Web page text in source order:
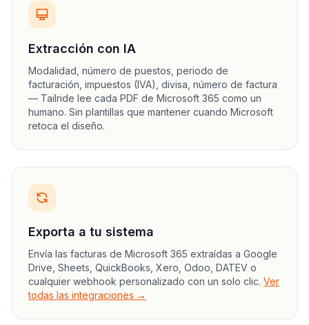
Extracción con IA
Modalidad, número de puestos, periodo de
facturación, impuestos (IVA), divisa, número de factura
— Tailride lee cada PDF de Microsoft 365 como un
humano. Sin plantillas que mantener cuando Microsoft
retoca el diseño.
Exporta a tu sistema
Envía las facturas de Microsoft 365 extraídas a Google
Drive, Sheets, QuickBooks, Xero, Odoo, DATEV o
cualquier webhook personalizado con un solo clic. Ver
todas las integraciones →